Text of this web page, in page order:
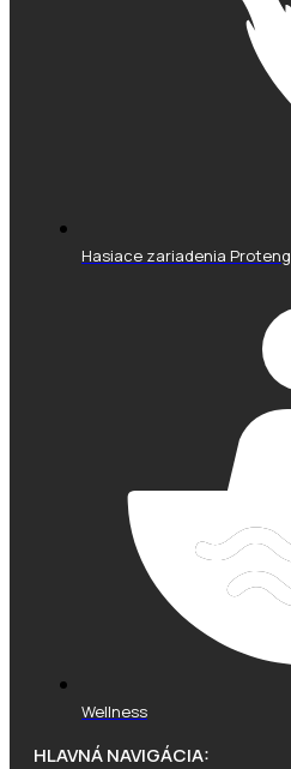
Hasiace zariadenia Proteng
Wellness
HLAVNÁ NAVIGÁCIA: